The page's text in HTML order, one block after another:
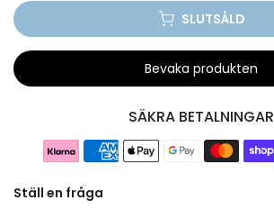
SLUTSÅLD
Bevaka produkten
SÄKRA BETALNINGAR
Ställ en fråga